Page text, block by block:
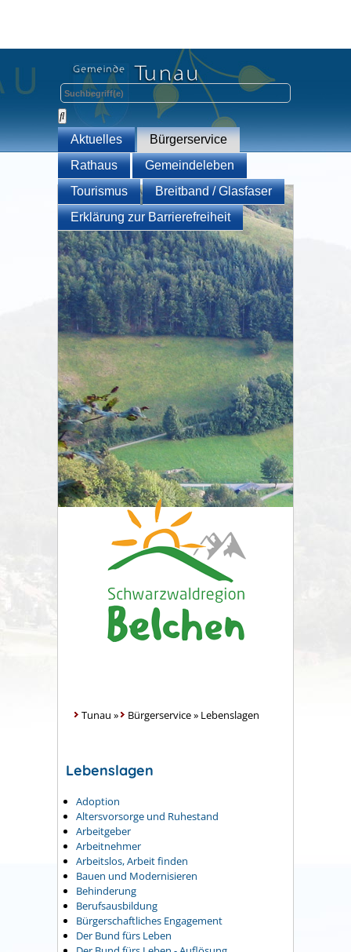
Aktuelles
Bürgerservice
Rathaus
Gemeindeleben
Tourismus
Breitband / Glasfaser
Erklärung zur Barrierefreiheit
Tunau » Bürgerservice» Lebenslagen
Lebenslagen
Adoption
Altersvorsorge und Ruhestand
Arbeitgeber
Arbeitnehmer
Arbeitslos, Arbeit finden
Bauen und Modernisieren
Behinderung
Berufsausbildung
Bürgerschaftliches Engagement
Der Bund fürs Leben